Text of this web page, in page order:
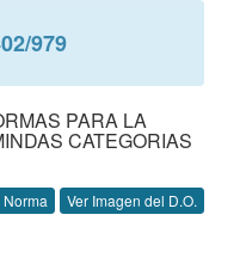
979
PARA LA
CATEGORIAS
Ver Imagen del D.O.